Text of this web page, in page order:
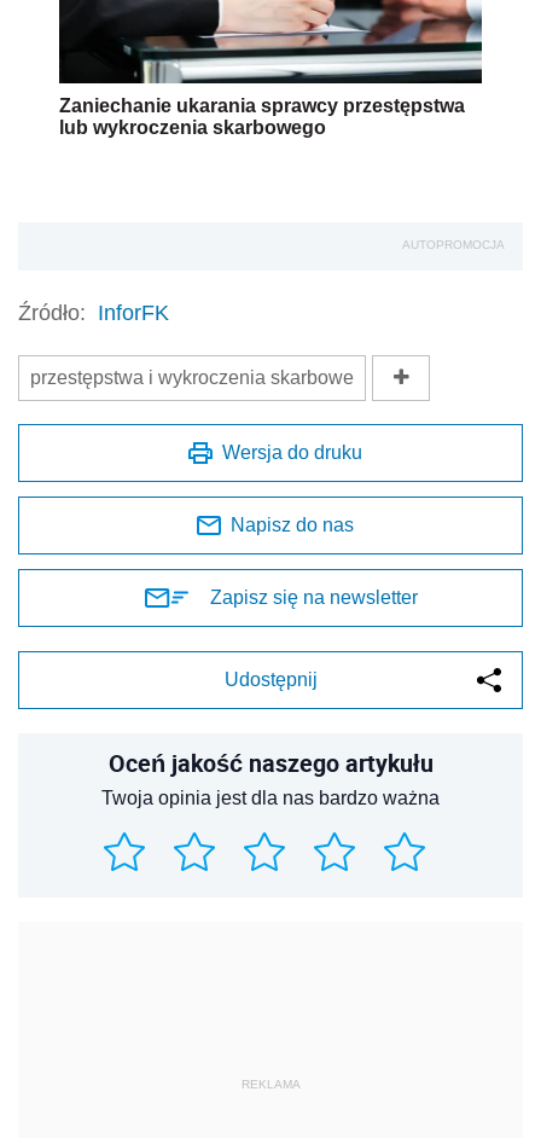
Zaniechanie ukarania sprawcy przestępstwa
lub wykroczenia skarbowego
AUTOPROMOCJA
Źródło: InforFK
przestępstwa i wykroczenia skarbowe
Wersja do druku
Napisz do nas
Zapisz się na newsletter
Udostępnij
Oceń jakość naszego artykułu
Twoja opinia jest dla nas bardzo ważna
REKLAMA